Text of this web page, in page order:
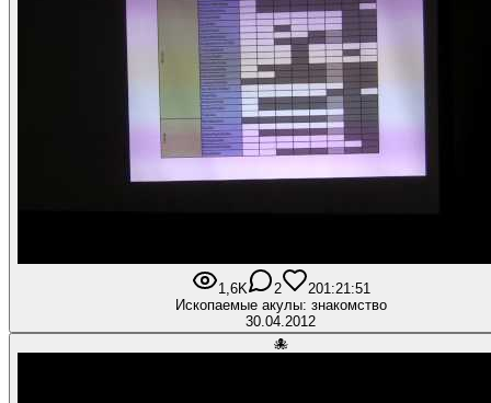
1,6K 2 201:21:51
Ископаемые акулы: знакомство
30.04.2012
🐙